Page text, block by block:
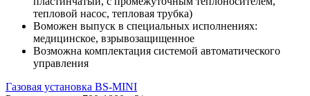
тепловой насос, тепловая трубка)
Воможен выпуск в специальных исполнениях:
медицинское, взрывозащищенное
Возможна комплектация системой автоматического
управления
Газовая установка BS-MINI